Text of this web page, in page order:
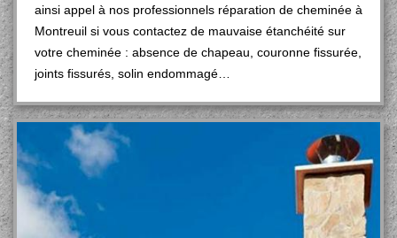
ainsi appel à nos professionnels réparation de cheminée à
Montreuil si vous contactez de mauvaise étanchéité sur
votre cheminée : absence de chapeau, couronne fissurée,
joints fissurés, solin endommagé…